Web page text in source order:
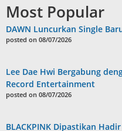
Most Popular
DAWN Luncurkan Single
posted on 08/07/2026
Lee Dae Hwi Bergabung
Record Entertainment
posted on 08/07/2026
BLACKPINK Dipastikan